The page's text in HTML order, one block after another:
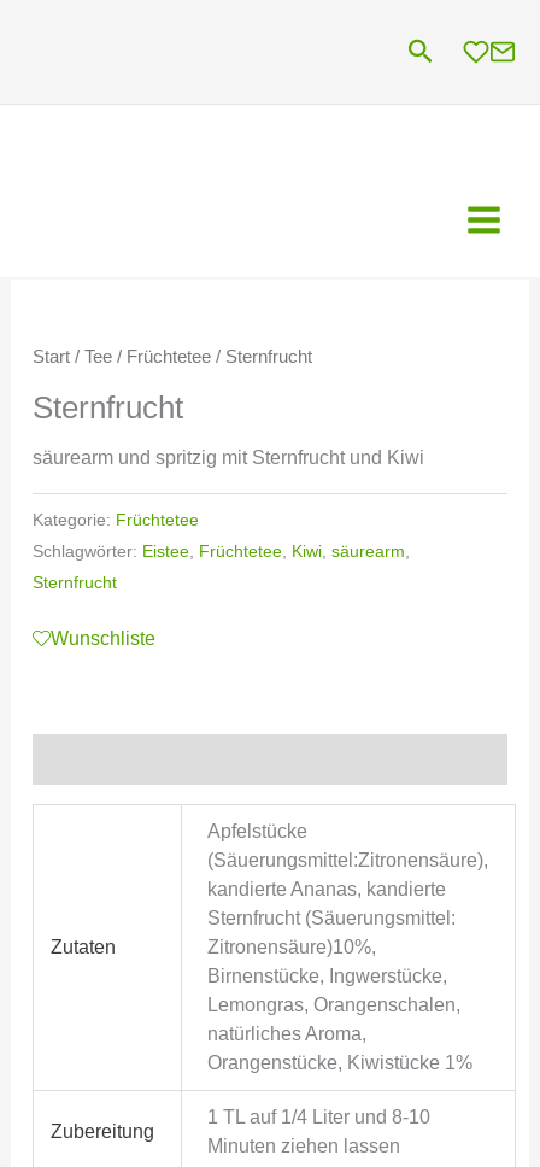
Suchen
Start/ Tee/ Früchtetee/ Sternfrucht
Sternfrucht
säurearm und spritzig mit Sternfrucht und Kiwi
Kategorie: Früchtetee
Schlagwörter: Eistee, Früchtetee, Kiwi, säurearm
Sternfrucht
Wunschliste
Zutaten
Apfelstücke
(Säuerungsmittel:Zitronensäure),
kandierte Ananas, kandierte
Sternfrucht (Säuerungsmittel:
Zitronensäure)10%,
Birnenstücke, Ingwerstücke,
Lemongras, Orangenschalen,
natürliches Aroma,
Orangenstücke, Kiwistücke 1%
Zubereitung
1 TL auf 1/4 Liter und 8-10
Minuten ziehen lassen